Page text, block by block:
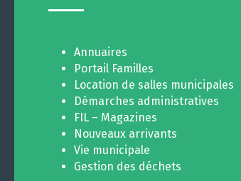
Annuaires
Portail Familles
Location de salles municipales
Démarches administratives
FIL – Magazines
Nouveaux arrivants
Vie municipale
Gestion des déchets